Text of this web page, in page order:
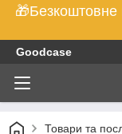
🎁Безкоштовне
Goodcase
Товари та